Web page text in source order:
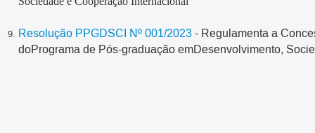
Resolução PPGDSCI Nº 001/2023 - Regulamenta a
doPrograma de Pós-graduação emDesenvolvimento,